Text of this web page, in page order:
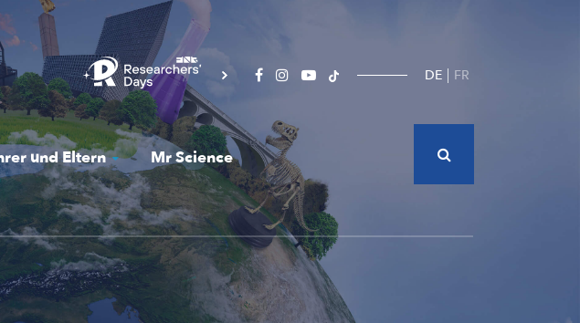
DE FR
und Eltern Mr Science